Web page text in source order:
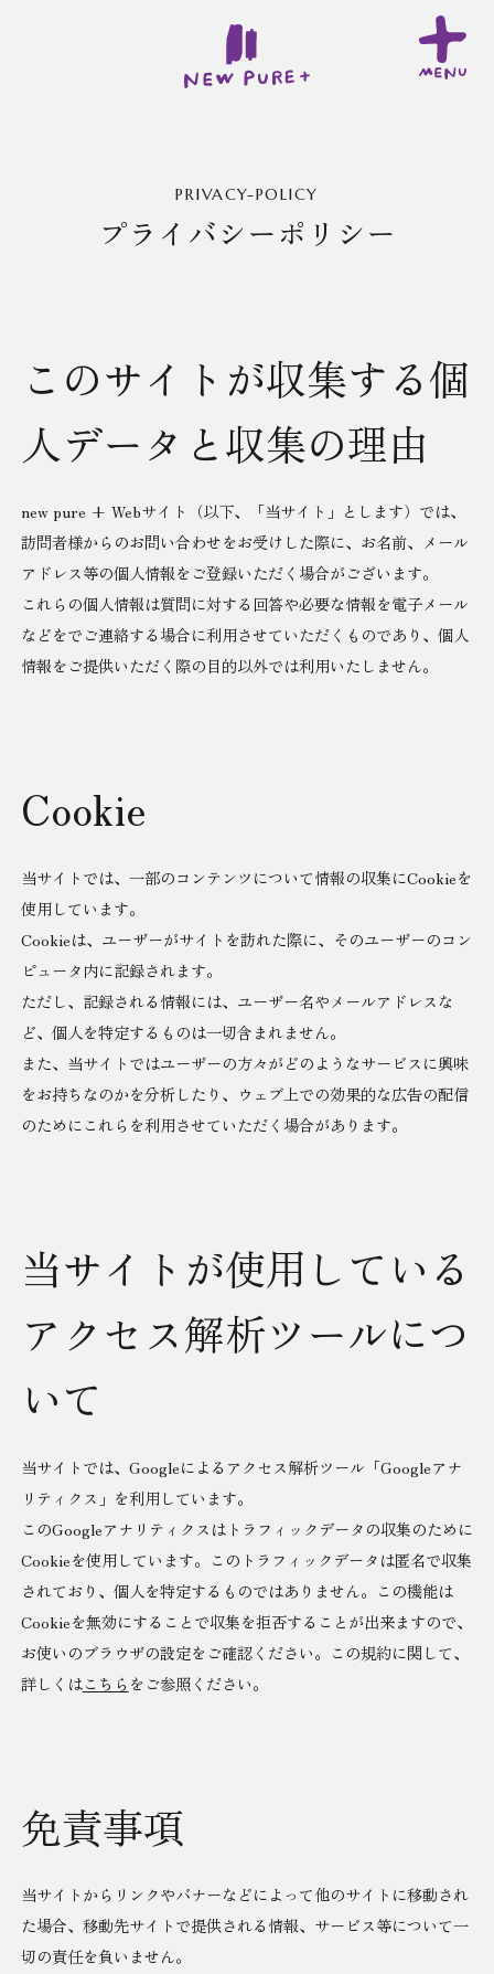
PRIVACY-POLICY
プライバシーポリシー
このサイトが収集する個
人データと収集の理由
new pure + Webサイト（以下、「当サイト」とします）では、
訪問者様からのお問い合わせをお受けした際に、お名前、メール
アドレス等の個人情報をご登録いただく場合がございます。
これらの個人情報は質問に対する回答や必要な情報を電子メール
などをでご連絡する場合に利用させていただくものであり、個人
情報をご提供いただく際の目的以外では利用いたしません。
Cookie
当サイトでは、一部のコンテンツについて情報の収集にCookieを
使用しています。
Cookieは、ユーザーがサイトを訪れた際に、そのユーザーのコン
ピュータ内に記録されます。
ただし、記録される情報には、ユーザー名やメールアドレスな
ど、個人を特定するものは一切含まれません。
また、当サイトではユーザーの方々がどのようなサービスに興味
をお持ちなのかを分析したり、ウェブ上での効果的な広告の配信
のためにこれらを利用させていただく場合があります。
当サイトが使用している
アクセス解析ツールにつ
いて
当サイトでは、Googleによるアクセス解析ツール「Googleアナ
リティクス」を利用しています。
このGoogleアナリティクスはトラフィックデータの収集のために
Cookieを使用しています。このトラフィックデータは匿名で収集
されており、個人を特定するものではありません。この機能は
Cookieを無効にすることで収集を拒否することが出来ますので、
お使いのブラウザの設定をご確認ください。この規約に関して、
詳しくはこちらをご参照ください。
免責事項
当サイトからリンクやバナーなどによって他のサイトに移動され
た場合、移動先サイトで提供される情報、サービス等について一
切の責任を負いません。